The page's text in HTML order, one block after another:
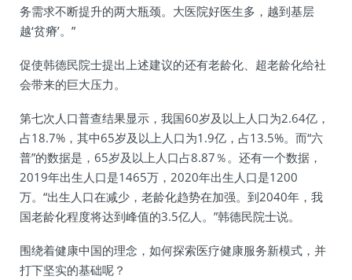
务需求不断提升的两大瓶颈。大医院好医生多，越到基层
越‘贫瘠’。”
促使韩德民院士提出上述建议的还有老龄化、超老龄化给社
会带来的巨大压力。
第七次人口普查结果显示，我国60岁及以上人口为2.64亿，
占18.7%，其中65岁及以上人口为1.9亿，占13.5%。而“六
普”的数据是，65岁及以上人口占8.87％。还有一个数据，
2019年出生人口是1465万，2020年出生人口是1200
万。“出生人口在减少，老龄化趋势在加强。到2040年，我
国老龄化程度将达到峰值的3.5亿人。”韩德民院士说。
围绕着健康中国的理念，如何探索医疗健康服务新模式，并
打下坚实的基础呢？